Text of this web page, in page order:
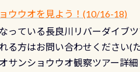
か確認冬になり、使い始めて
ーホール排気バルブは、ドラ
常に大切です BCDで言うと給
…なんて事がないようにしっ
ウウオを見よう！(10/16-18)
っている長良川リバーダイブ
る方はお問い合わせください(
サンショウウオ観察ツアー詳